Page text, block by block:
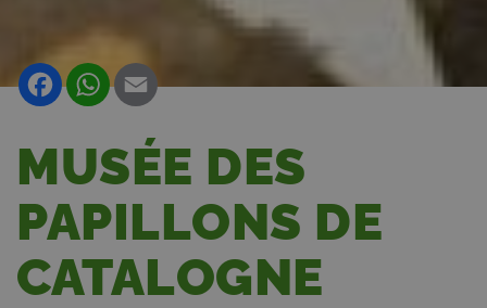
FacebookWhatsApp
MUSÉE DES
PAPILLONS DE
CATALOGNE